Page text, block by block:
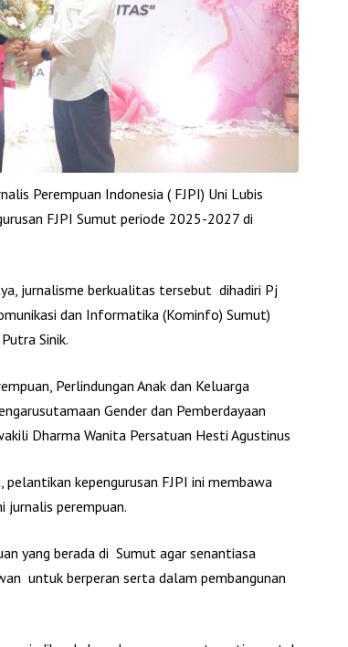
Perempuan Indonesia ( FJPI) Uni Lubis
FJPI Sumut periode 2025-2027 di
jurnalisme berkualitas tersebut dihadiri Pj
dan Informatika (Kominfo) Sumut)
Sinik.
Perlindungan Anak dan Keluarga
Gender dan Pemberdayaan
Dharma Wanita Persatuan Hesti Agustinus
kepengurusan FJPI ini membawa
jurnalis perempuan.
yang berada di Sumut agar senantiasa
untuk berperan serta dalam pembangunan